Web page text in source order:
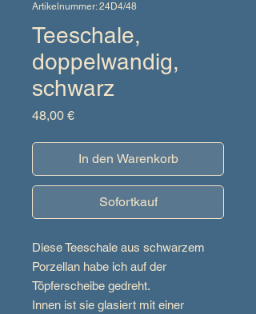
Artikelnummer: 24D4/48
Teeschale,
doppelwandig,
schwarz
48,00 €Preis
In den Warenkorb
Sofortkauf
Diese Teeschale aus schwarzem
Porzellan habe ich auf der
Töpferscheibe gedreht.
Innen ist sie glasiert mit einer